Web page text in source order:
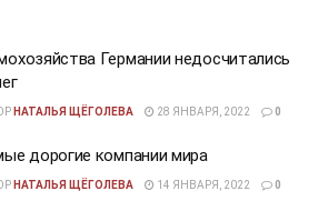
Германии недосчитались
НАТАЛЬЯ ЩЁГОЛЕВА 28 ЯНВАРЯ, 2022 0
дорогие компании мира
НАТАЛЬЯ ЩЁГОЛЕВА 14 ЯНВАРЯ, 2022 0